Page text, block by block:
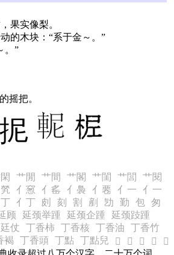
果实像梨。
的木块：“系于金～。”
。”
摇把。
艹閒 艹間 艹閣 艹閨 艹閭
艹閱
亻䆫 亻䍃 亻䙚 亻䙴 亻一
亻一
亻丁 㓟 刻 割 剷 㔕 勤 包 匆
顾 延颈举踵 延颈企踵
延颈跂踵
廷仗 丁香柿 丁香核 丁香油
丁香竹
褐 丁香頭 丁點 丁點兒 𨟡 𨟢 𨟣 𨟤
𨟥